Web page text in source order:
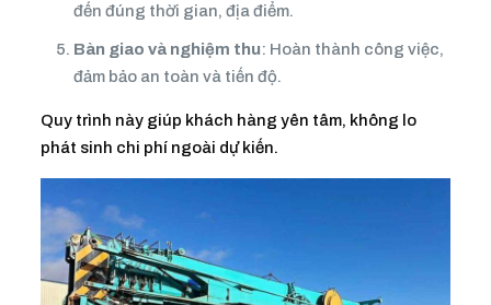
đến đúng thời gian, địa điểm.
Bàn giao và nghiệm thu: Hoàn thành công việc,
đảm bảo an toàn và tiến độ.
Quy trình này giúp khách hàng yên tâm, không lo
phát sinh chi phí ngoài dự kiến.